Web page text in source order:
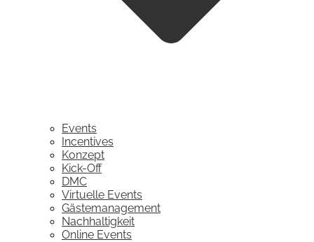
Events
Incentives
Konzept
Kick-Off
DMC
Virtuelle Events
Gästemanagement
Nachhaltigkeit
Online Events